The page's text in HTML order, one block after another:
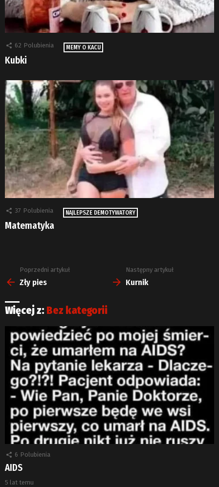
62 Polubienia MEMY O KACU
Kubki
37 Polubienia NAJLEPSZE DEMOTYWATORY
Matematyka
Zobacz
więcej
Poprzedni artykuł
Zły pies
Następny artykuł
Kurnik
Więcej z: Bez kategorii
6 Polubienia
AIDS
5 lat temu